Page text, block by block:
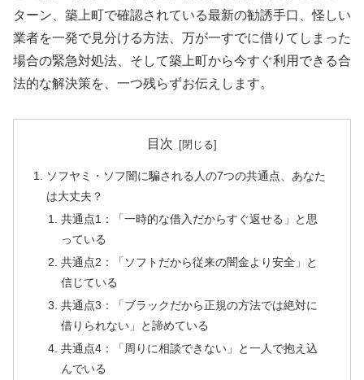
ターン、築上町で確認されている最新の勧誘手口、怪しい
業者を一発で見分ける方法、万が一すでに借りてしまった
場合の緊急対処法、そして築上町から今すぐ利用できる合
法的な解決策を、一つ残らずお伝えします。
目次
ソフヤミ・ソフ闇に騙される人の7つの共通点、あなた
は大丈夫？
共通点1：「一時的な借入だからすぐ返せる」と思
っている
共通点2：「ソフトだから従来の闇金より安全」と
信じている
共通点3：「ブラックだから正規の方法では絶対に
借りられない」と諦めている
共通点4：「周りに相談できない」と一人で抱え込
んでいる